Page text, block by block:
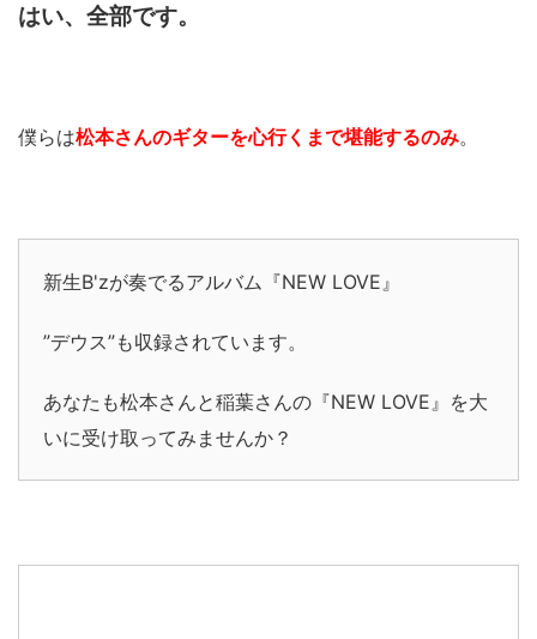
はい、全部です。
僕らは松本さんのギターを心行くまで堪能するのみ。
新生B'zが奏でるアルバム『NEW LOVE』
”デウス”も収録されています。
あなたも松本さんと稲葉さんの『NEW LOVE』を大
いに受け取ってみませんか？